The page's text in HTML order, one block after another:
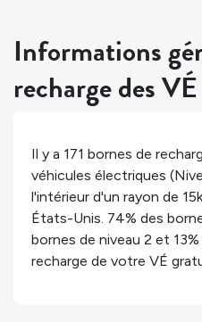
Informations
recharge des VÉ
Il y a 171 bornes de
véhicules électriques
l'intérieur d'un rayon de
États-Unis. 74% des
bornes de niveau 2 et 13%
recharge de votre VÉ